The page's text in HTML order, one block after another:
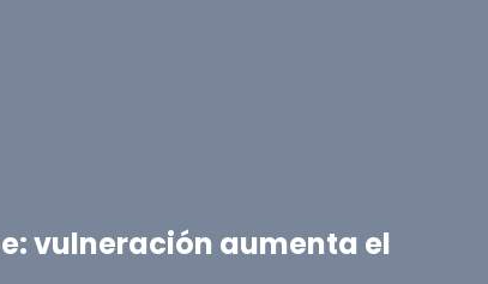
vulneración aumenta el